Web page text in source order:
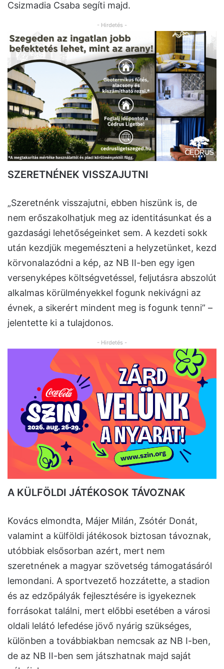
Csizmadia Csaba segíti majd.
- Hirdetés -
SZERETNÉNEK VISSZAJUTNI
„Szeretnénk visszajutni, ebben hiszünk is, de
nem erőszakolhatjuk meg az identitásunkat és a
gazdasági lehetőségeinket sem. A kezdeti sokk
után kezdjük megemészteni a helyzetünket, kezd
körvonalazódni a kép, az NB II-ben egy igen
versenyképes költségvetéssel, feljutásra abszolút
alkalmas körülményekkel fogunk nekivágni az
évnek, a sikerért mindent meg is fogunk tenni” –
jelentette ki a tulajdonos.
- Hirdetés -
A KÜLFÖLDI JÁTÉKOSOK TÁVOZNAK
Kovács elmondta, Májer Milán, Zsótér Donát,
valamint a külföldi játékosok biztosan távoznak,
utóbbiak elsősorban azért, mert nem
szeretnének a magyar szövetség támogatásáról
lemondani. A sportvezető hozzátette, a stadion
és az edzőpályák fejlesztésére is igyekeznek
forrásokat találni, mert előbbi esetében a városi
oldali lelátó lefedése jövő nyárig szükséges,
különben a továbbiakban nemcsak az NB I-ben,
de az NB II-ben sem játszhatnak majd saját